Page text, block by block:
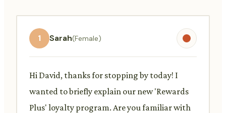
1 Sarah(Female)
Hi David, thanks for stopping by today! I
wanted to briefly explain our new 'Rewards
Plus' loyalty program. Are you familiar with